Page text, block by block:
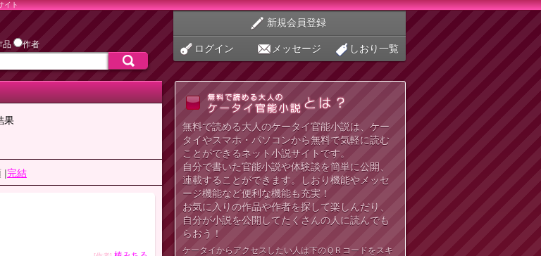
イト
品 作者
新規会員登録
ログイン メッセージ しおり一覧
果
|完結
無料で読める大人のケータイ官能小説は、ケー
タイやスマホ・パソコンから無料で気軽に読む
ことができるネット小説サイトです。
自分で書いた官能小説や体験談を簡単に公開、
連載することができます。しおり機能やメッセ
ージ機能など便利な機能も充実！
お気に入りの作品や作者を探して楽しんだり、
自分が小説を公開してたくさんの人に読んでも
らおう！
ケータイからアクセスしたい人は下のＱＲコードをスキ